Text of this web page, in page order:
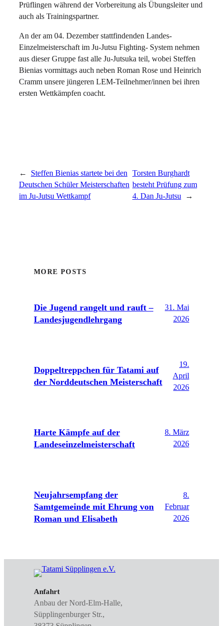
Prüflingen während der Vorbereitung als Übungsleiter und
auch als Trainingspartner.
An der am 04. Dezember stattfindenden Landes-
Einzelmeisterschaft im Ju-Jutsu Fighting- System nehmen
aus dieser Gruppe fast alle Ju-Jutsuka teil, wobei Steffen
Bienias vormittags auch neben Roman Rose und Heinrich
Cramm unsere jüngeren LEM-Teilnehmer/innen bei ihren
ersten Wettkämpfen coacht.
←
Steffen Bienias startete bei den
Deutschen Schüler Meisterschaften
im Ju-Jutsu Wettkampf
Torsten Burghardt
besteht Prüfung zum
4. Dan Ju-Jutsu
→
MORE POSTS
Die Jugend rangelt und rauft –
Landesjugendlehrgang
31. Mai
2026
Doppeltreppchen für Tatami auf
der Norddeutschen Meisterschaft
19.
April
2026
Harte Kämpfe auf der
Landeseinzelmeisterschaft
8. März
2026
Neujahrsempfang der
Samtgemeinde mit Ehrung von
Roman und Elisabeth
8.
Februar
2026
Anfahrt
Anbau der Nord-Elm-Halle,
Süpplingenburger Str.,